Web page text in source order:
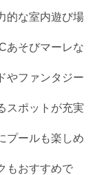
的な室内遊び場
あそびマーレな
やファンタジー
スポットが充実
プールも楽しめ
もおすすめで